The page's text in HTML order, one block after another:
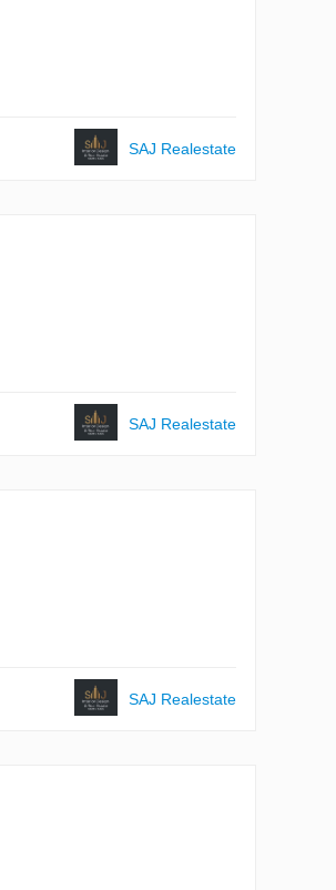
SAJ Realestate
SAJ Realestate
SAJ Realestate